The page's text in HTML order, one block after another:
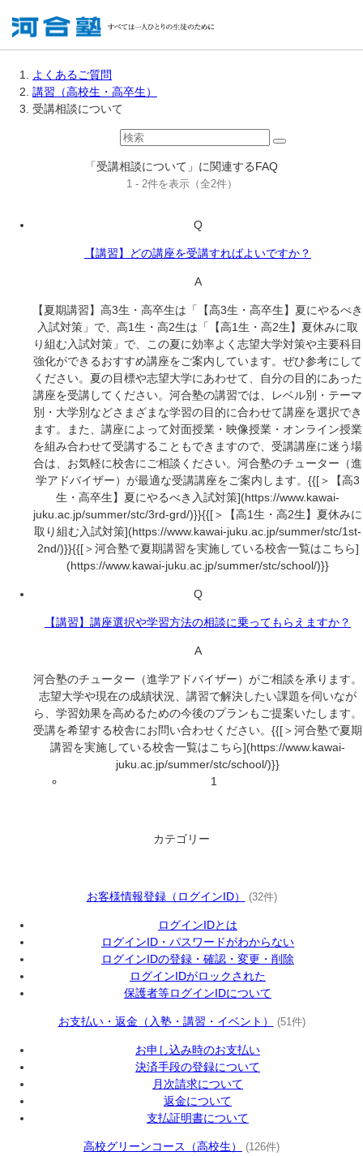
よくあるご質問
講習（高校生・高卒生）
受講相談について
「受講相談について」に関連するFAQ
1 - 2件を表示（全2件）
Q
【講習】どの講座を受講すればよいですか？
A
【夏期講習】高3生・高卒生は「【高3生・高卒生】夏にやるべき
入試対策」で、高1生・高2生は「【高1生・高2生】夏休みに取
り組む入試対策」で、この夏に効率よく志望大学対策や主要科目
強化ができるおすすめ講座をご案内しています。ぜひ参考にして
ください。夏の目標や志望大学にあわせて、自分の目的にあった
講座を受講してください。河合塾の講習では、レベル別・テーマ
別・大学別などさまざまな学習の目的に合わせて講座を選択でき
ます。また、講座によって対面授業・映像授業・オンライン授業
を組み合わせて受講することもできますので、受講講座に迷う場
合は、お気軽に校舎にご相談ください。河合塾のチューター（進
学アドバイザー）が最適な受講講座をご案内します。{{[＞【高3
生・高卒生】夏にやるべき入試対策](https://www.kawai-
juku.ac.jp/summer/stc/3rd-grd/)}}{{[＞【高1生・高2生】夏休みに
取り組む入試対策](https://www.kawai-juku.ac.jp/summer/stc/1st-
2nd/)}}{{[＞河合塾で夏期講習を実施している校舎一覧はこちら]
(https://www.kawai-juku.ac.jp/summer/stc/school/)}}
Q
【講習】講座選択や学習方法の相談に乗ってもらえますか？
A
河合塾のチューター（進学アドバイザー）がご相談を承ります。
志望大学や現在の成績状況、講習で解決したい課題を伺いなが
ら、学習効果を高めるための今後のプランもご提案いたします。
受講を希望する校舎にお問い合わせください。{{[＞河合塾で夏期
講習を実施している校舎一覧はこちら](https://www.kawai-
juku.ac.jp/summer/stc/school/)}}
1
カテゴリー
お客様情報登録（ログインID） (32件)
ログインIDとは
ログインID・パスワードがわからない
ログインIDの登録・確認・変更・削除
ログインIDがロックされた
保護者等ログインIDについて
お支払い・返金（入塾・講習・イベント） (51件)
お申し込み時のお支払い
決済手段の登録について
月次請求について
返金について
支払証明書について
高校グリーンコース（高校生） (126件)